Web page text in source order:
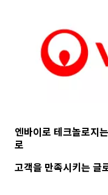
엔바이로 테크놀로지
로
고객을 만족시키는 글